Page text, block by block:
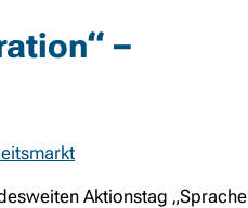
–
Aktionstag „Sprache